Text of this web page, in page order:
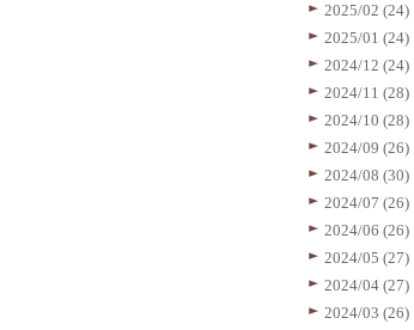
2025/02 (24)
2025/01 (24)
2024/12 (24)
2024/11 (28)
2024/10 (28)
2024/09 (26)
2024/08 (30)
2024/07 (26)
2024/06 (26)
2024/05 (27)
2024/04 (27)
2024/03 (26)